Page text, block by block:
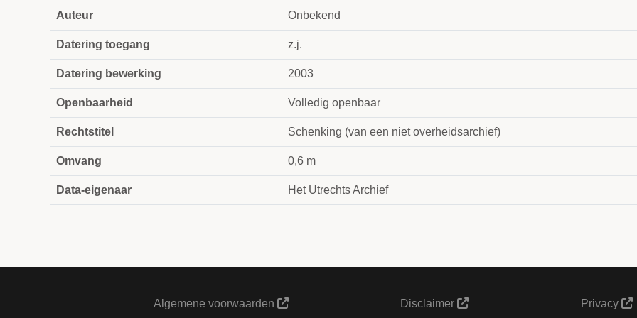
Auteur Onbekend
Datering toegang z.j.
Datering bewerking 2003
Openbaarheid Volledig openbaar
Rechtstitel Schenking (van een niet overheidsarchief)
Omvang 0,6 m
Data-eigenaar Het Utrechts Archief
Algemene voorwaarden Disclaimer Privacy